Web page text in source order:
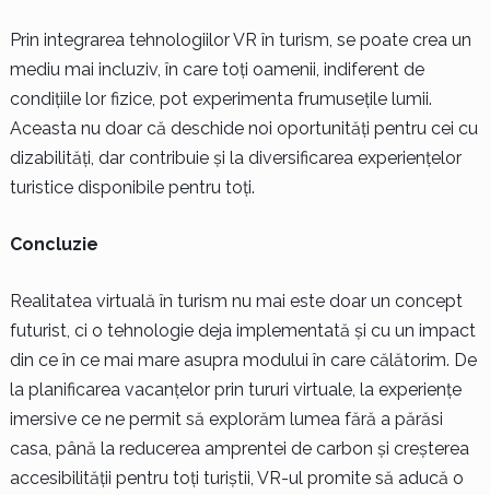
Prin integrarea tehnologiilor VR în turism, se poate crea un
mediu mai incluziv, în care toți oamenii, indiferent de
condițiile lor fizice, pot experimenta frumusețile lumii.
Aceasta nu doar că deschide noi oportunități pentru cei cu
dizabilități, dar contribuie și la diversificarea experiențelor
turistice disponibile pentru toți.
Concluzie
Realitatea virtuală în turism nu mai este doar un concept
futurist, ci o tehnologie deja implementată și cu un impact
din ce în ce mai mare asupra modului în care călătorim. De
la planificarea vacanțelor prin tururi virtuale, la experiențe
imersive ce ne permit să explorăm lumea fără a părăsi
casa, până la reducerea amprentei de carbon și creșterea
accesibilității pentru toți turiștii, VR-ul promite să aducă o